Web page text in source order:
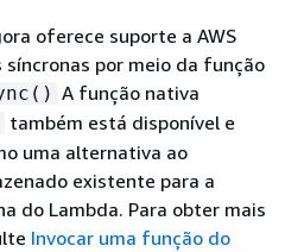
oferece suporte a AWS
síncronas por meio da função
A função nativa
também está disponível e
uma alternativa ao
existente para a
do Lambda. Para obter mais
Invocar uma função do